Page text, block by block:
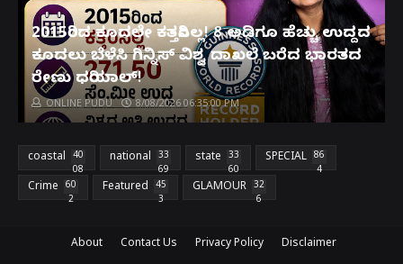
2015ರಿಂದ ಕೂದಲೇ ಕತ್ತರಿಸಿಲ್ಲ! 8 ಅಡಿಗೂ ಹೆಚ್ಚು ಉದ್ದದ
ಕೂದಲು ಬೆಳೆಸಿ ಗಿನ್ನಿಸ್ ವಿಶ್ವ ದಾಖಲೆ ಬರೆದ ಭಾರತದ
ರೇಣು ಧರಿಯಾಲ್!
ONLINE PUDU 8/08/2026 06:35:00 PM
coastal
40
08
national
33
69
state
33
60
SPECIAL
86
4
Crime
60
2
Featured
45
3
GLAMOUR
32
6
About Contact Us Privacy Policy
Disclaimer